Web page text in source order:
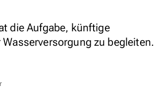
die Aufgabe, künftige
zu begleiten.